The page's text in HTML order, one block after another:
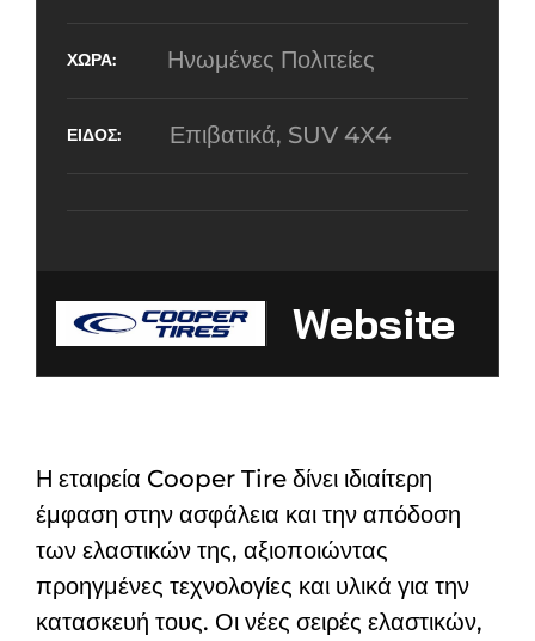
Ηνωμένες Πολιτείες
Επιβατικά, SUV 4Χ4
Website
Η εταιρεία Cooper Tire δίνει ιδιαίτερη
έμφαση στην ασφάλεια και την απόδοση
των ελαστικών της, αξιοποιώντας
προηγμένες τεχνολογίες και υλικά για την
κατασκευή τους. Οι νέες σειρές ελαστικών,